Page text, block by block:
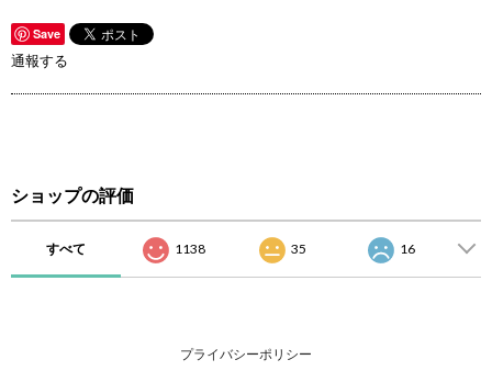
Save
通報する
ショップの評価
すべて 1138 35 16
プライバシーポリシー